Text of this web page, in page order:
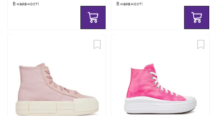
В наявності В наявності